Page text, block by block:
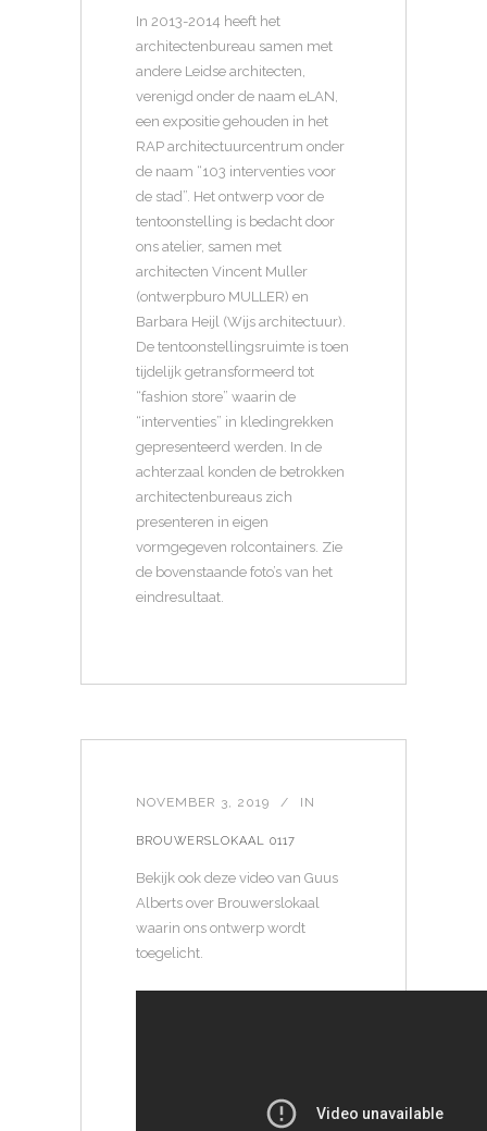
In 2013-2014 heeft het
architectenbureau samen met
andere Leidse architecten,
verenigd onder de naam eLAN,
een expositie gehouden in het
RAP architectuurcentrum onder
de naam “103 interventies voor
de stad”. Het ontwerp voor de
tentoonstelling is bedacht door
ons atelier, samen met
architecten Vincent Muller
(ontwerpburo MULLER) en
Barbara Heijl (Wijs architectuur).
De tentoonstellingsruimte is toen
tijdelijk getransformeerd tot
“fashion store” waarin de
“interventies” in kledingrekken
gepresenteerd werden. In de
achterzaal konden de betrokken
architectenbureaus zich
presenteren in eigen
vormgegeven rolcontainers. Zie
de bovenstaande foto’s van het
eindresultaat.
NOVEMBER 3, 2019 IN
BROUWERSLOKAAL 0117
Bekijk ook deze video van Guus
Alberts over Brouwerslokaal
waarin ons ontwerp wordt
toegelicht.